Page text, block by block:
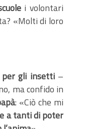
i volontari
«Molti di loro
per gli insetti–
ma confido in
: «Ciò che mi
a tanti di poter